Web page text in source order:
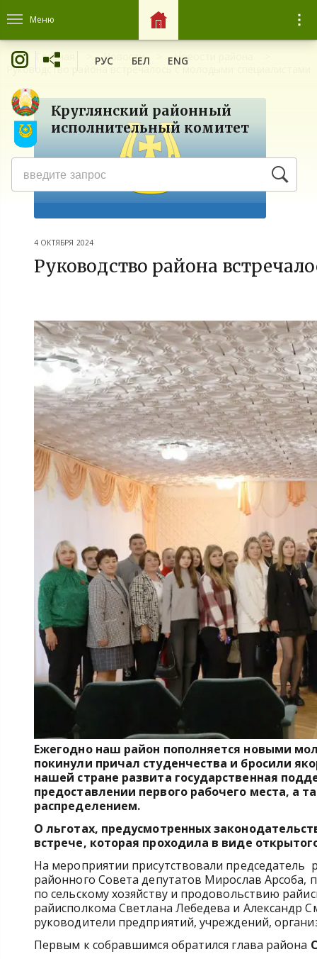
Меню
Круглянский районный
исполнительный комитет
РУС БЕЛ ENG
Главная Новости
Новости района
Руководство района встречалось с молодыми специалистами
4 ОКТЯБРЯ 2024
Руководство района
Ежегодно наш район пополняется новыми
покинули причал студенчества и бросили
нашей стране развита государственная
предоставлении первого рабочего места, а
распределением.
О льготах, предусмотренных
встрече, которая проходила в виде
На мероприятии присутствовали
районного Совета депутатов Мирослав Арсоба,
по сельскому хозяйству и продовольствию
райисполкома Светлана Лебедева и Александр
руководители предприятий, учреждений,
Первым к собравшимся обратился глава района